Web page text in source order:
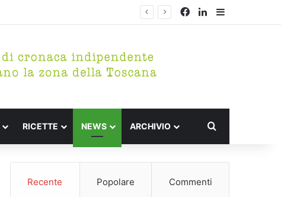
Facebook
LinkedIn
RICETTE NEWS ARCHIVIO
Recente Popolare Commenti